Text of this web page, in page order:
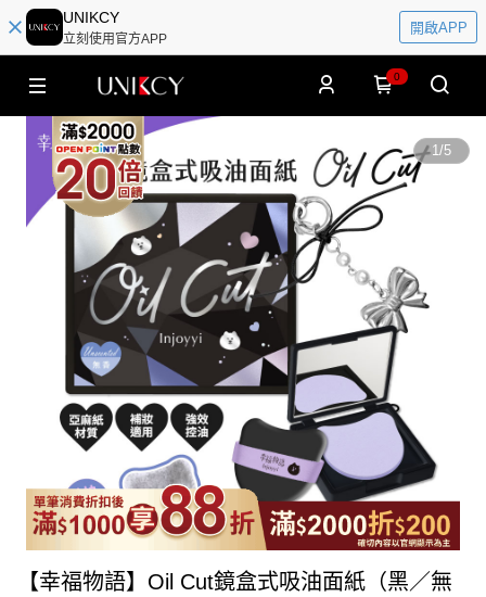
UNIKCY
立刻使用官方APP
開啟APP
0
1/5
【幸福物語】Oil Cut鏡盒式吸油面紙（黑／無